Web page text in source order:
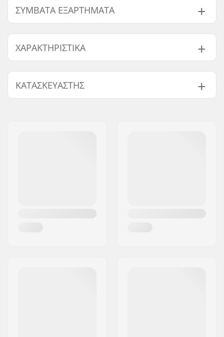
ΣΥΜΒΑΤΆ ΕΞΑΡΤΉΜΑΤΑ
Βρείτε προϊόντα συμβατά με Tempish Rebel and F21
φρένο Rollers Arm:
ΧΑΡΑΚΤΗΡΙΣΤΙΚΆ
Brake mounting bolt: Περιλαμβάνεται
ΚΑΤΑΣΚΕΥΑΣΤΉΣ